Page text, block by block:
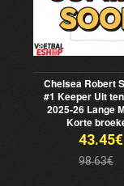
Chelsea Robert
#1 Keeper Uit
2025-26 Lange
Korte
43.45€
98.63€